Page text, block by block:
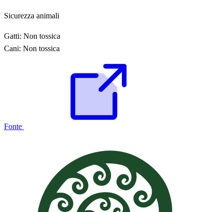
Sicurezza animali
Gatti: Non tossica
Cani: Non tossica
Fonte